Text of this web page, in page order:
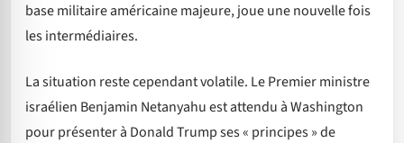
base militaire américaine majeure, joue une nouvelle fois
les intermédiaires.
La situation reste cependant volatile. Le Premier ministre
israélien Benjamin Netanyahu est attendu à Washington
pour présenter à Donald Trump ses « principes » de